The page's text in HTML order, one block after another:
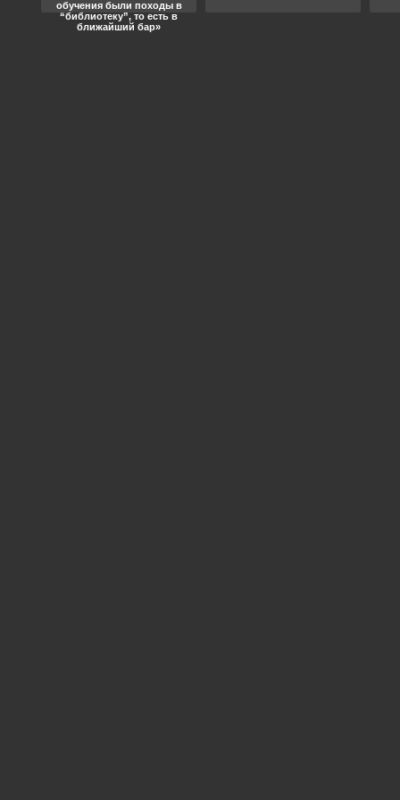
обучения были походы в
“библиотеку”, то есть в
ближайший бар»